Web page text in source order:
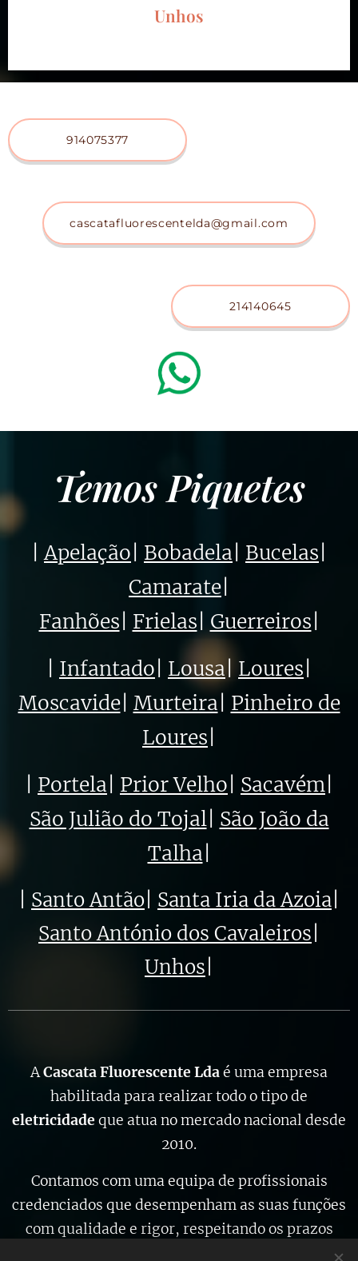
Unhos
914075377
cascatafluorescentelda@gmail.com
214140645
Temos Piquetes
|Apelação Bobadela Bucelas
Camarate
Fanhões Frielas Guerreiros
Infantado Lousa Loures
Moscavide| Murteira Pinheiro de
Loures
Portela Prior Velho Sacavém
São Julião do Tojal| São João da
Talha
Santo Antão Santa Iria da Azoia
Santo António dos Cavaleiros
Unhos
ACascata Fluorescente Ldaé uma empresa
habilitada para realizar todo o tipo de
eletricidade que atua no mercado nacional desde
2010.
Contamos com uma equipa de profissionais
credenciados que desempenham as suas funções
com qualidade e rigor, respeitando os prazos